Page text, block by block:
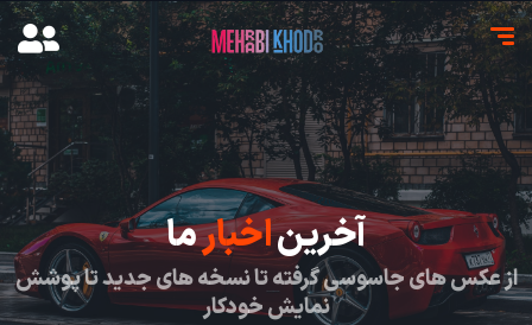
آخریناخبارما
از عکس های جاسوسی گرفته تا نسخه های جدید تا پوشش
نمایش خودکار